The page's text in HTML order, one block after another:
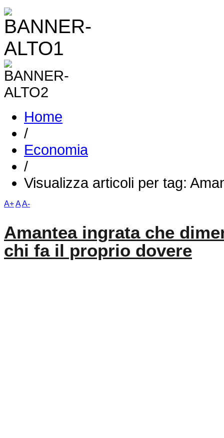
Home
/
Economia
/
Visualizza articoli per tag:
A+AA-
Amantea ingrata che
chi fa il proprio dovere